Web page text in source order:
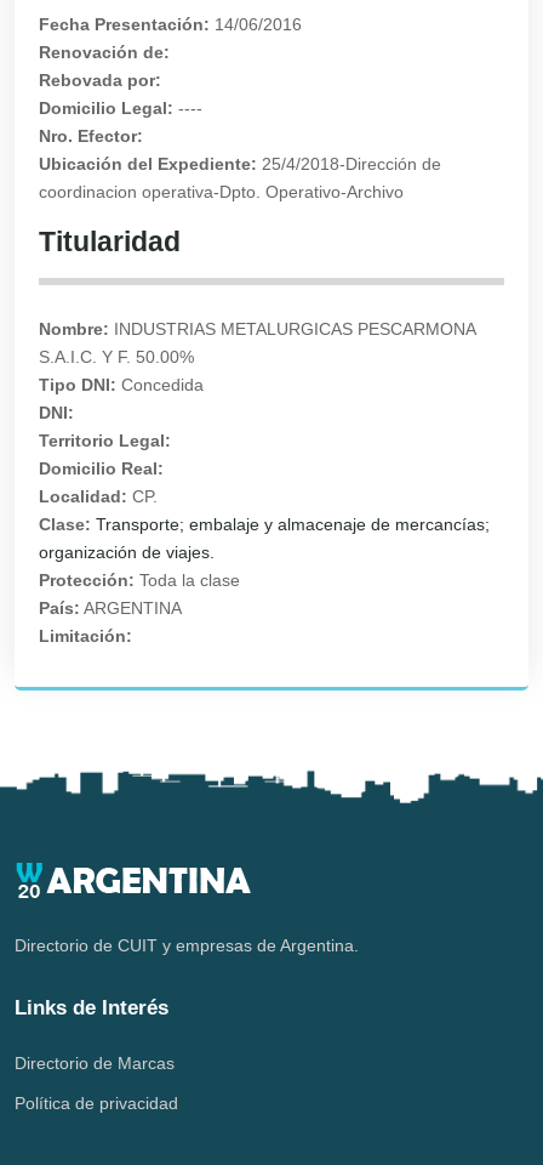
Fecha Presentación: 14/06/2016
Renovación de:
Rebovada por:
Domicilio Legal: ----
Nro. Efector:
Ubicación del Expediente: 25/4/2018-Dirección de
coordinacion operativa-Dpto. Operativo-Archivo
Titularidad
Nombre: INDUSTRIAS METALURGICAS PESCARMONA
S.A.I.C. Y F. 50.00%
Tipo DNI: Concedida
DNI:
Territorio Legal:
Domicilio Real:
Localidad: CP.
Clase: Transporte; embalaje y almacenaje de mercancías;
organización de viajes.
Protección: Toda la clase
País: ARGENTINA
Limitación:
Directorio de CUIT y empresas de Argentina.
Links de Interés
Directorio de Marcas
Política de privacidad